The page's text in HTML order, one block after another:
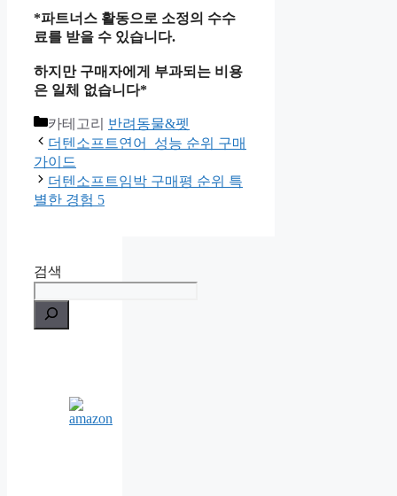
*파트너스 활동으로 소정의 수수
료를 받을 수 있습니다.
하지만 구매자에게 부과되는 비용
은 일체 없습니다*
카테고리 반려동물&펫
더텐소프트연어 성능 순위 구매
가이드
더텐소프트임박 구매평 순위 특
별한 경험 5
검색